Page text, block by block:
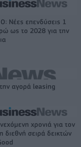
Νέες επενδύσεις 1
ως το 2028 για την
αγορά leasing
χρονιά για τον
διεθνή σειρά δεικτών